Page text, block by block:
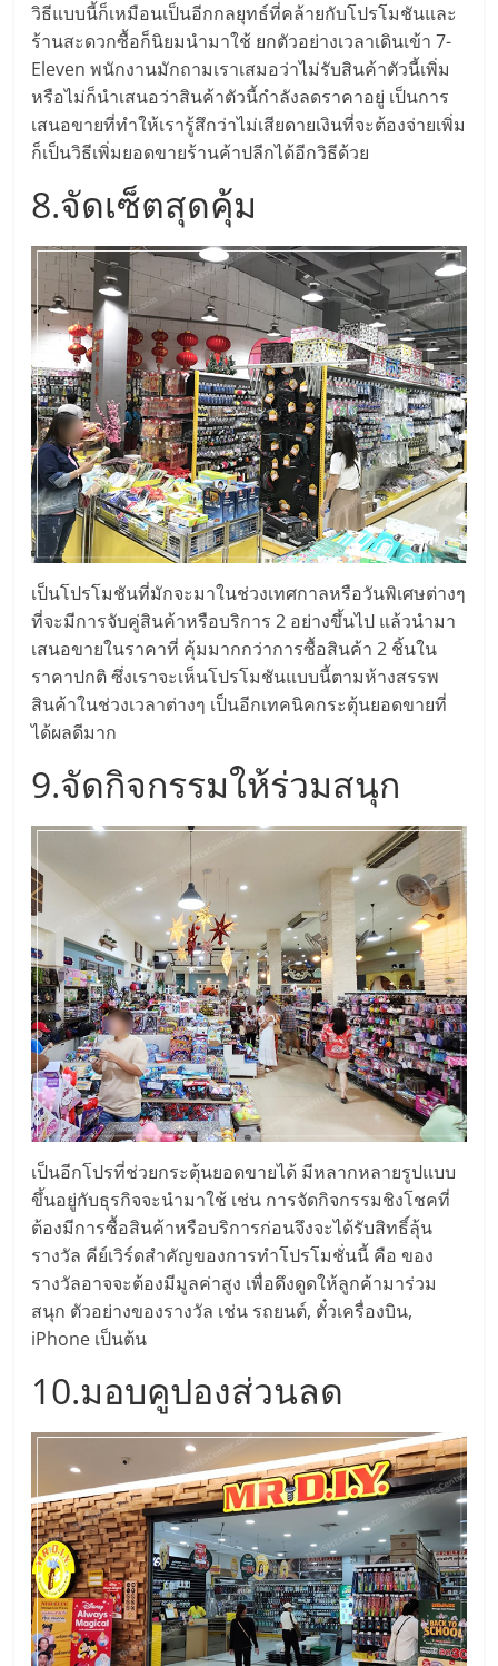
ไชส์
ขาย
แฟ
รน
ไชส์
แฟ
ไชส์
หน้า
บ้าน
ลงทุน
น้อย
คืน
ทุน
ไว,
ปรึกษา
การ
ลงทุน
และ
สา
ขา
แฟ
รน
ไชส์,
ศูนย์
แฟ
พร้อม
ทำเล
สำหรับ
เปิด
ร้าน
ปรึกษา
ฟรี,
บริการ
พัฒนา
ระบบ
แฟ
ไชส์"
วิธีแบบนี้ก็เหมือนเป็นอีกกลยุทธ์ที่คล้ายกับโปรโมชันและ
ร้านสะดวกซื้อก็นิยมนำมาใช้ ยกตัวอย่างเวลาเดินเข้า 7-
Eleven พนักงานมักถามเราเสมอว่าไม่รับสินค้าตัวนี้เพิ่ม
หรือไม่ก็นำเสนอว่าสินค้าตัวนี้กำลังลดราคาอยู่ เป็นการ
เสนอขายที่ทำให้เรารู้สึกว่าไม่เสียดายเงินที่จะต้องจ่ายเพิ่ม
ก็เป็นวิธีเพิ่มยอดขายร้านค้าปลีกได้อีกวิธีด้วย
8.จัดเซ็ตสุดคุ้ม
เป็นโปรโมชันที่มักจะมาในช่วงเทศกาลหรือวันพิเศษต่างๆ
ที่จะมีการจับคู่สินค้าหรือบริการ 2 อย่างขึ้นไป แล้วนำมา
เสนอขายในราคาที่ คุ้มมากกว่าการซื้อสินค้า 2 ชิ้นใน
ราคาปกติ ซึ่งเราจะเห็นโปรโมชันแบบนี้ตามห้างสรรพ
สินค้าในช่วงเวลาต่างๆ เป็นอีกเทคนิคกระตุ้นยอดขายที่
ได้ผลดีมาก
9.จัดกิจกรรมให้ร่วมสนุก
เป็นอีกโปรที่ช่วยกระตุ้นยอดขายได้ มีหลากหลายรูปแบบ
ขึ้นอยู่กับธุรกิจจะนำมาใช้ เช่น การจัดกิจกรรมชิงโชคที่
ต้องมีการซื้อสินค้าหรือบริการก่อนจึงจะได้รับสิทธิ์ลุ้น
รางวัล คีย์เวิร์ดสำคัญของการทำโปรโมชั่นนี้ คือ ของ
รางวัลอาจจะต้องมีมูลค่าสูง เพื่อดึงดูดให้ลูกค้ามาร่วม
สนุก ตัวอย่างของรางวัล เช่น รถยนต์, ตั๋วเครื่องบิน,
iPhone เป็นต้น
10.มอบคูปองส่วนลด